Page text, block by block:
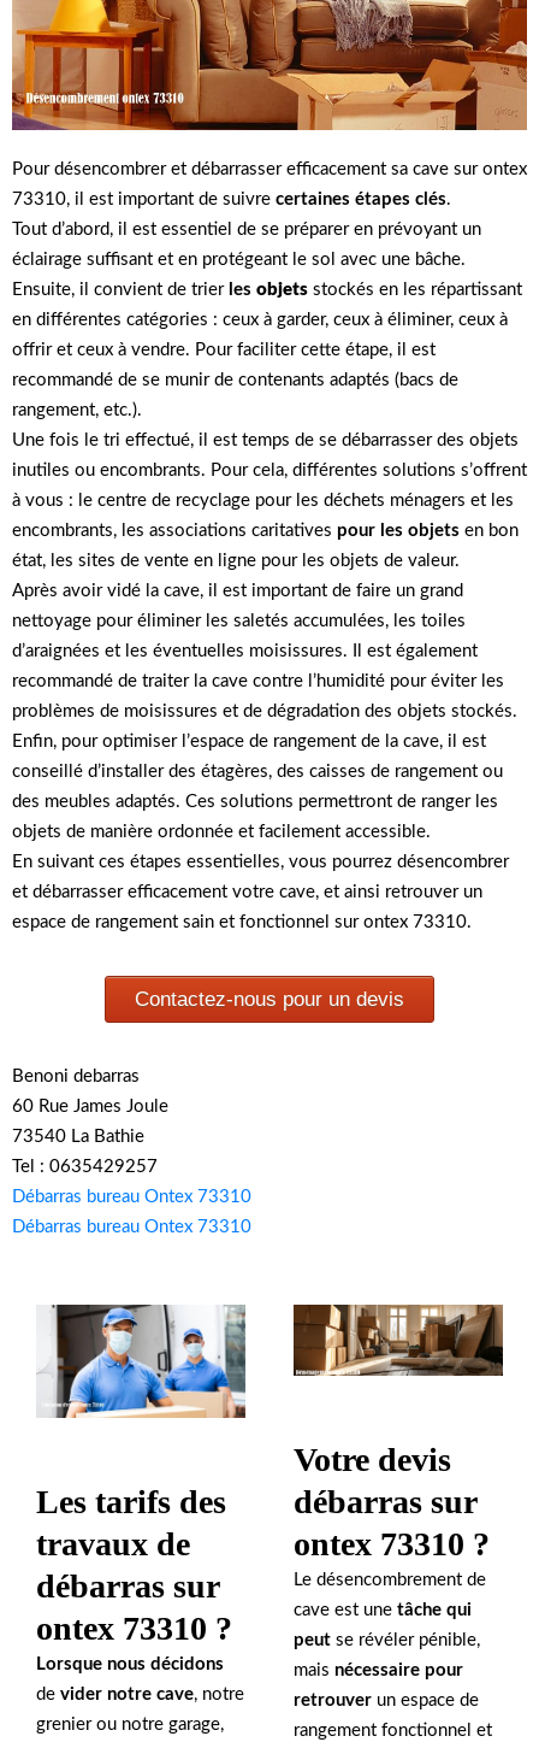
Pour désencombrer et débarrasser efficacement sa cave sur ontex
73310, il est important de suivre certaines étapes clés.
Tout d’abord, il est essentiel de se préparer en prévoyant un
éclairage suffisant et en protégeant le sol avec une bâche.
Ensuite, il convient de trier les objets stockés en les répartissant
en différentes catégories : ceux à garder, ceux à éliminer, ceux à
offrir et ceux à vendre. Pour faciliter cette étape, il est
recommandé de se munir de contenants adaptés (bacs de
rangement, etc.).
Une fois le tri effectué, il est temps de se débarrasser des objets
inutiles ou encombrants. Pour cela, différentes solutions s’offrent
à vous : le centre de recyclage pour les déchets ménagers et les
encombrants, les associations caritatives pour les objets en bon
état, les sites de vente en ligne pour les objets de valeur.
Après avoir vidé la cave, il est important de faire un grand
nettoyage pour éliminer les saletés accumulées, les toiles
d’araignées et les éventuelles moisissures. Il est également
recommandé de traiter la cave contre l’humidité pour éviter les
problèmes de moisissures et de dégradation des objets stockés.
Enfin, pour optimiser l’espace de rangement de la cave, il est
conseillé d’installer des étagères, des caisses de rangement ou
des meubles adaptés. Ces solutions permettront de ranger les
objets de manière ordonnée et facilement accessible.
En suivant ces étapes essentielles, vous pourrez désencombrer
et débarrasser efficacement votre cave, et ainsi retrouver un
espace de rangement sain et fonctionnel sur ontex 73310.
Contactez-nous pour un devis
Benoni debarras
60 Rue James Joule
73540 La Bathie
Tel : 0635429257
Débarras bureau Ontex 73310
Débarras bureau Ontex 73310
Les tarifs des
travaux de
débarras sur
ontex 73310 ?
Lorsque nous décidons
de vider notre cave, notre
grenier ou notre garage,
Votre devis
débarras sur
ontex 73310 ?
Le désencombrement de
cave est une tâche qui
peut se révéler pénible,
mais nécessaire pour
retrouver un espace de
rangement fonctionnel et